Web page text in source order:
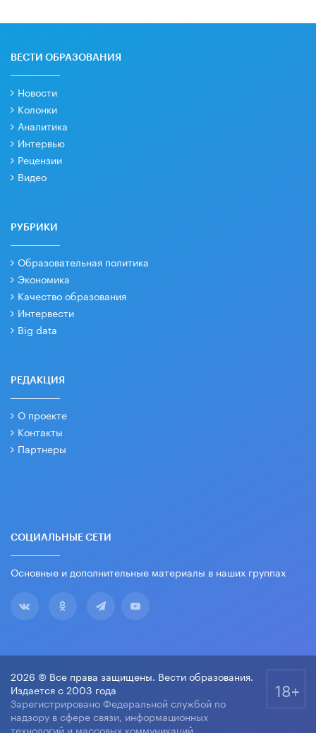
ВЕСТИ ОБРАЗОВАНИЯ
Новости
Колонки
Аналитика
Интервью
Рецензии
Видео
РУБРИКИ
Образовательная политика
Экономика
Качество образования
Интервести
Big data
РЕДАКЦИЯ
О проекте
Контакты
Партнеры
СОЦИАЛЬНЫЕ СЕТИ
Основные и дополнительные материалы в наших группах
2026 © Все права защищены. Вести образования.
Издается с 2003 года
Зарегистрировано Федеральной службой по
надзору в сфере связи, информационных
технологий и массовых коммуникаций.
18+